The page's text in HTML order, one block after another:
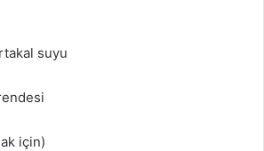
suyu
için)